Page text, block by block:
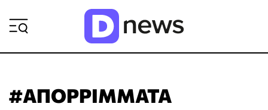
#ΑΠΟΡΡΙΜΜΑΤΑ